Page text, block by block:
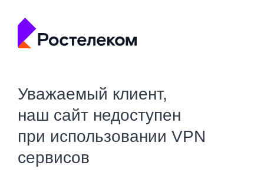
Уважаемый клиент,
наш сайт недоступен
при использовании VPN
сервисов